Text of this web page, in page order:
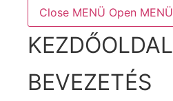
Close MENÜ Open MENÜ
KEZDŐOLDAL
BEVEZETÉS